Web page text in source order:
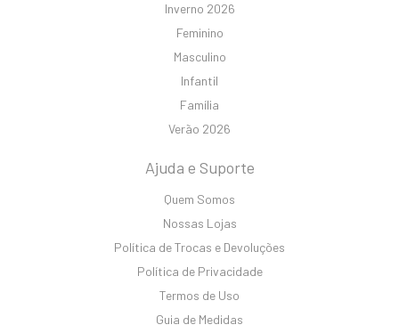
Inverno 2026
Feminino
Masculino
Infantil
Família
Verão 2026
Ajuda e Suporte
Quem Somos
Nossas Lojas
Política de Trocas e Devoluções
Política de Privacidade
Termos de Uso
Guia de Medidas